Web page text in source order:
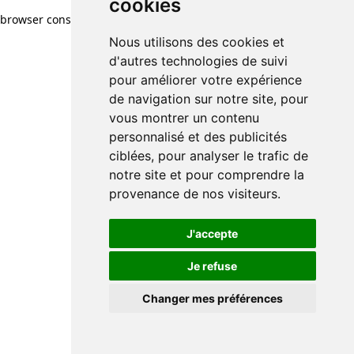
cookies
Nous utilisons des cookies et
d'autres technologies de suivi
pour améliorer votre expérience
de navigation sur notre site, pour
vous montrer un contenu
personnalisé et des publicités
ciblées, pour analyser le trafic de
notre site et pour comprendre la
provenance de nos visiteurs.
J'accepte
Je refuse
Changer mes préférences
browser console for more information)